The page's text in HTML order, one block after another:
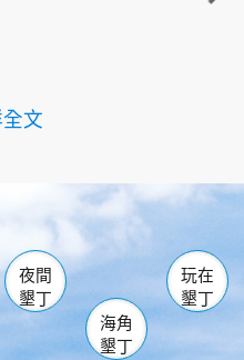
文
南仁湖
佳樂水
森林遊樂區
處遊客中心
社頂公園 風吹沙
船帆石 龍磐公園
香蕉灣
砂島
鵝鑾鼻
夜間
墾丁
海角
墾丁
玩在
墾丁